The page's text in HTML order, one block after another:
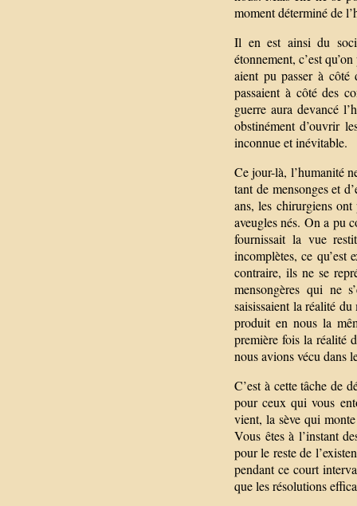
moment déterminé de
Il en est ainsi du
étonnement, c’est
aient pu passer à côté
passaient à côté des
guerre aura devancé
obstinément d’ouvrir
inconnue et inévitable.
Ce jour-là, l’humanité
tant de mensonges et
ans, les chirurgiens
aveugles nés. On a pu
fournissait la vue
incomplètes, ce qu’est
contraire, ils ne se
mensongères qui ne
saisissaient la réalité
produit en nous la
première fois la réalité
nous avions vécu dans
C’est à cette tâche de
pour ceux qui vous
vient, la sève qui
Vous êtes à l’instant
pour le reste de
pendant ce court
que les résolutions